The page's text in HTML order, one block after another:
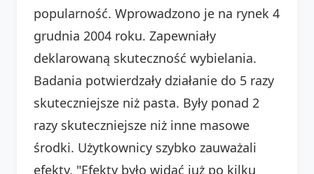
popularność. Wprowadzono je na rynek 4
grudnia 2004 roku. Zapewniały
deklarowaną skuteczność wybielania.
Badania potwierdzały działanie do 5 razy
skuteczniejsze niż pasta. Były ponad 2
razy skuteczniejsze niż inne masowe
środki. Użytkownicy szybko zauważali
efekty. "Efekty było widać już po kilku